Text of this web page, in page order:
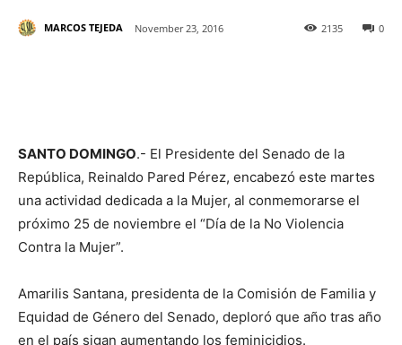
MARCOS TEJEDA November 23, 2016 0
2135
SANTO DOMINGO.- El Presidente del Senado de la
República, Reinaldo Pared Pérez, encabezó este martes
una actividad dedicada a la Mujer, al conmemorarse el
próximo 25 de noviembre el “Día de la No Violencia
Contra la Mujer”.
Amarilis Santana, presidenta de la Comisión de Familia y
Equidad de Género del Senado, deploró que año tras año
en el país sigan aumentando los feminicidios.